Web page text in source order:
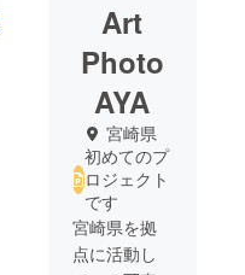
Art
Photo
AYA
宮崎県
初めてのプ
ロジェクト
です
宮崎県を拠
点に活動し